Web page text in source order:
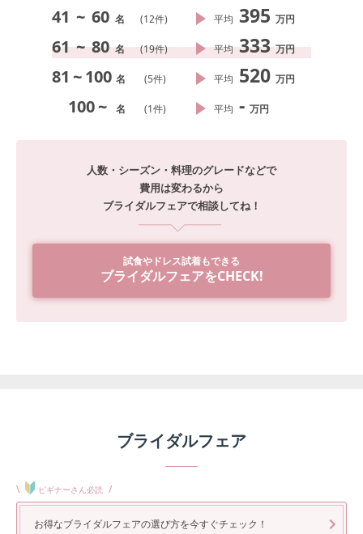
41 ~ 60 名 (12件) 平均 395 万円
61 ~ 80 名 (19件) 平均 333 万円
81 ~100 名 (5件) 平均 520 万円
100~ 名 (1件) 平均 - 万円
人数・シーズン・料理のグレードなどで
費用は変わるから
ブライダルフェアで相談してね！
試食やドレス試着もできる
ブライダルフェアをCHECK!
ブライダルフェア
\ ビギナーさん必読 /
お得なブライダルフェアの選び方を今すぐチェック！